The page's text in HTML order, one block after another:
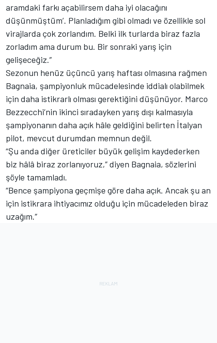
aramdaki farkı açabilirsem daha iyi olacağını
düşünmüştüm’. Planladığım gibi olmadı ve özellikle sol
virajlarda çok zorlandım. Belki ilk turlarda biraz fazla
zorladım ama durum bu. Bir sonraki yarış için
gelişeceğiz.”
Sezonun henüz üçüncü yarış haftası olmasına rağmen
Bagnaia, şampiyonluk mücadelesinde iddialı olabilmek
için daha istikrarlı olması gerektiğini düşünüyor. Marco
Bezzecchi’nin ikinci sıradayken yarış dışı kalmasıyla
şampiyonanın daha açık hâle geldiğini belirten İtalyan
pilot, mevcut durumdan memnun değil.
“Şu anda diğer üreticiler büyük gelişim kaydederken
biz hâlâ biraz zorlanıyoruz,” diyen Bagnaia, sözlerini
şöyle tamamladı.
“Bence şampiyona geçmişe göre daha açık. Ancak şu an
için istikrara ihtiyacımız olduğu için mücadeleden biraz
uzağım.”